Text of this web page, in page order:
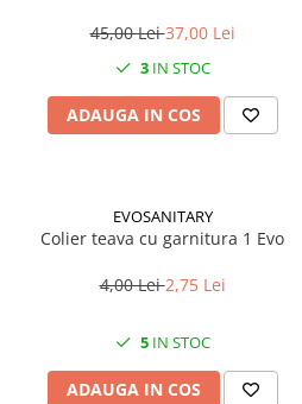
45,00 Lei37,00 Lei
3IN STOC
ADAUGA IN COS
EVOSANITARY
Colier teava cu garnitura 1 Evo
4,00 Lei2,75 Lei
5IN STOC
ADAUGA IN COS